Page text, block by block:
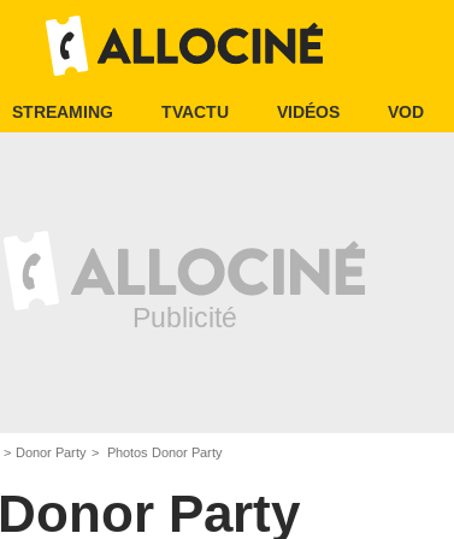
STREAMING TVACTU VIDÉOS VOD
Donor Party Photos Donor Party
Donor Party